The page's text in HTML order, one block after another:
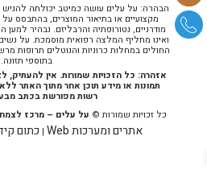
הבהרה: על עלים עושה כמיטב יכולתה
מקצועיים או בתיאור המוצרים, בהתבסס
מודרניים, נטורופתיה והרבליזם. נבהיר למען
ואינו מחליף המלצה רפואית מוסמכת. על נשים
החולים במחלות כרוניות והנוטלים תרופות
בתוספי תזונה.
אזהרה: כל הזכויות שמורות. אין
תמונות או מידע תוכן אחר מתוך האתר
רשות מפורשת בכתב
כל זכויות שמורות © על עלים – מרכז
אתרים ומערכות Web
| כתום